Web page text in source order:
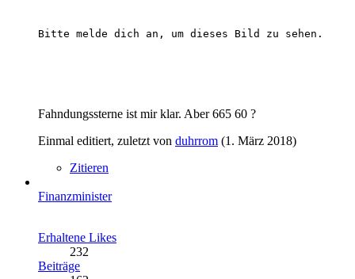
Bitte melde dich an, um dieses Bild zu sehen.
Fahndungssterne ist mir klar. Aber 665 60 ?
Einmal editiert, zuletzt von duhrrom (1. März 2018)
Zitieren
Finanzminister
Erhaltene Likes
232
Beiträge